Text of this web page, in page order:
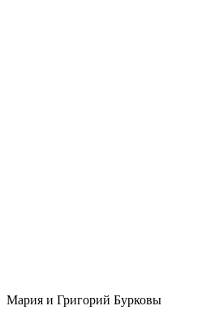
Мария и Григорий Бурковы